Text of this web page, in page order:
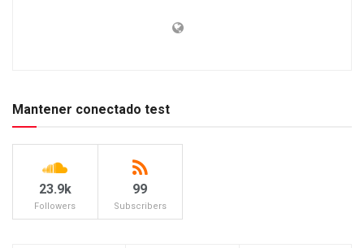
Mantener conectado test
23.9k
Followers
99
Subscribers